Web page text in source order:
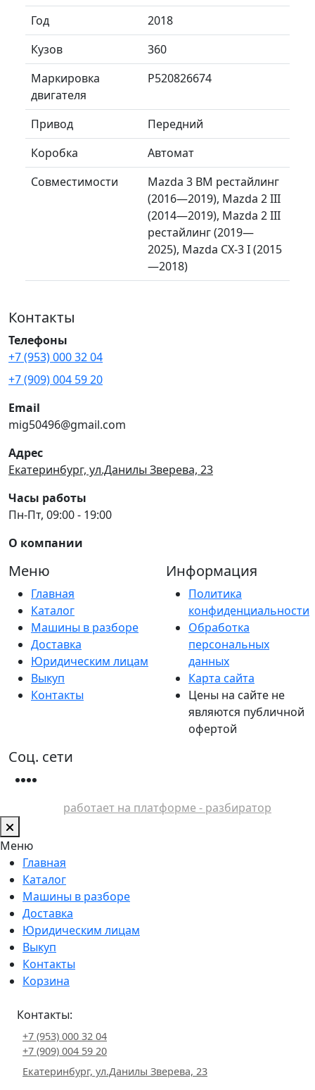
Год
2018
Кузов
360
Маркировка
двигателя
P520826674
Привод
Передний
Коробка
Автомат
Совместимости
Mazda 3 BM рестайлинг
(2016—2019), Mazda 2 III
(2014—2019), Mazda 2 III
рестайлинг (2019—
2025), Mazda CX-3 I (2015
—2018)
Контакты
Телефоны
+7 (953) 000 32 04
+7 (909) 004 59 20
Email
mig50496@gmail.com
Адрес
Екатеринбург, ул.Данилы Зверева, 23
Часы работы
Пн-Пт, 09:00 - 19:00
О компании
Меню
Главная
Каталог
Машины в разборе
Доставка
Юридическим лицам
Выкуп
Контакты
Информация
Политика
конфиденциальности
Обработка
персональных
данных
Карта сайта
Цены на сайте не
являются публичной
офертой
Соц. сети
работает на платформе - разбиратор
Меню
Главная
Каталог
Машины в разборе
Доставка
Юридическим лицам
Выкуп
Контакты
Корзина
Контакты:
+7 (953) 000 32 04
+7 (909) 004 59 20
Екатеринбург, ул.Данилы Зверева, 23